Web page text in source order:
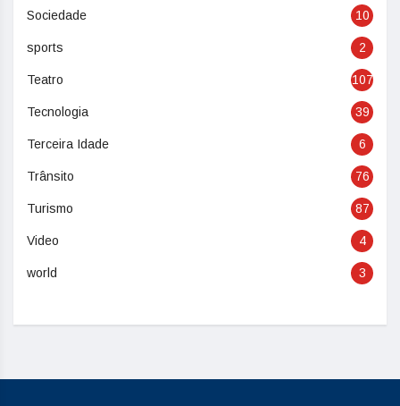
Sociedade 10
sports 2
Teatro 107
Tecnologia 39
Terceira Idade 6
Trânsito 76
Turismo 87
Video 4
world 3